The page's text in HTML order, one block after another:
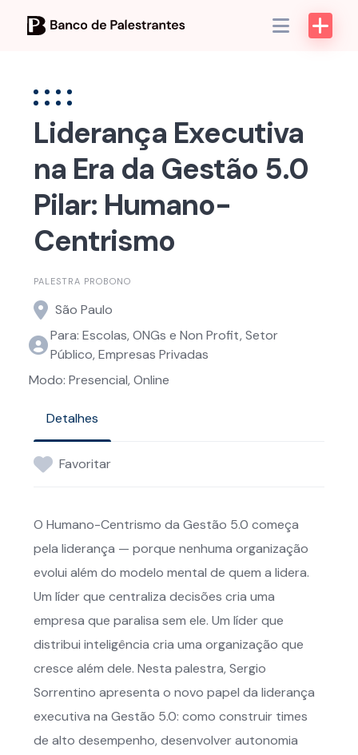
Liderança Executiva
na Era da Gestão 5.0
Pilar: Humano-
Centrismo
PALESTRA PROBONO
São Paulo
Para: Escolas, ONGs e Non Profit, Setor
Público, Empresas Privadas
Modo: Presencial, Online
Detalhes
Favoritar
O Humano-Centrismo da Gestão 5.0 começa
pela liderança — porque nenhuma organização
evolui além do modelo mental de quem a lidera.
Um líder que centraliza decisões cria uma
empresa que paralisa sem ele. Um líder que
distribui inteligência cria uma organização que
cresce além dele. Nesta palestra, Sergio
Sorrentino apresenta o novo papel da liderança
executiva na Gestão 5.0: como construir times
de alto desempenho, desenvolver autonomia